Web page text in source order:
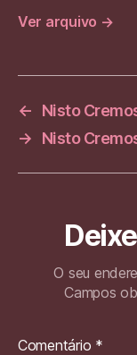
Ver arquivo →
←
Nisto
→
Nisto
O seu
Campos
Comentário *